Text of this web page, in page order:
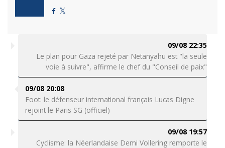
09/08 22:35
Le plan pour Gaza rejeté par Netanyahu est "la seule
voie à suivre", affirme le chef du "Conseil de paix"
09/08 20:08
Foot: le défenseur international français Lucas Digne
rejoint le Paris SG (officiel)
09/08 19:57
Cyclisme: la Néerlandaise Demi Vollering remporte le